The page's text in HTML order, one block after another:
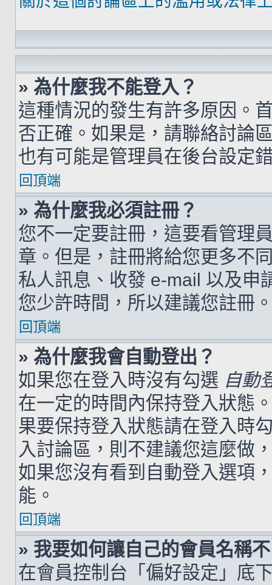
» 為什麼我不能登入？
這種情況的發生有許多原因。
否正確。如果是，請聯絡討論
也有可能是管理員在後台設定
回頂端
» 為什麼我必須註冊？
您不一定要註冊，這要看管理
章。但是，註冊將給您更多不
私人訊息、收發 e-mail 以及申
您少許時間，所以建議您註冊
回頂端
» 為什麼我會自動登出？
如果您在登入時沒有勾選 自動
在一定的時間內保持登入狀態
果要保持登入狀態請在登入時
入討論區，則不建議您這麼做
如果您沒有看到自動登入選項
能。
回頂端
» 我要如何讓自己的會員名稱
在會員控制台「偏好設定」底